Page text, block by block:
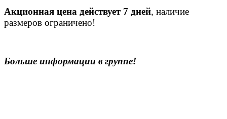
Акционная цена действует 7 дней, наличие
размеров ограничено!
Больше информации в группе!